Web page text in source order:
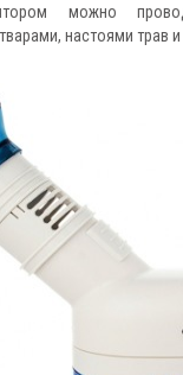
можно
настоями трав